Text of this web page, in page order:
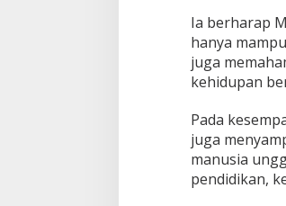
Ia berharap
hanya
juga
kehidupan
Pada
juga
manusia
pendidikan,